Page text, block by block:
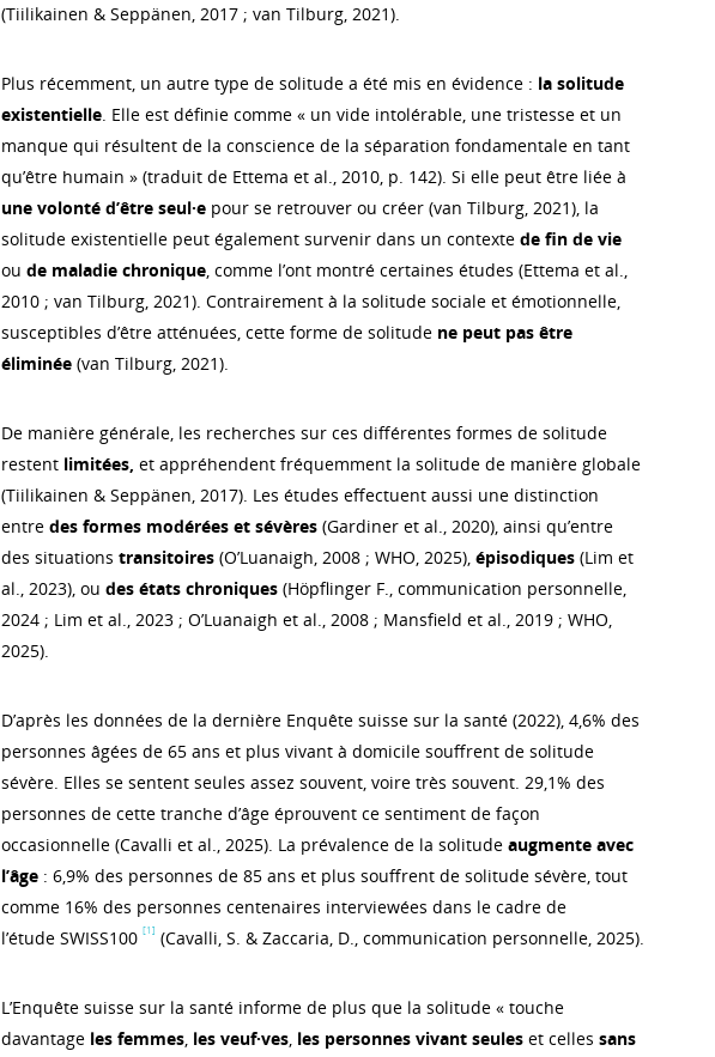
(Tiilikainen & Seppänen, 2017 ; van Tilburg, 2021).
Plus récemment, un autre type de solitude a été mis en évidence : la solitude
existentielle. Elle est définie comme « un vide intolérable, une tristesse et un
manque qui résultent de la conscience de la séparation fondamentale en tant
qu’être humain » (traduit de Ettema et al., 2010, p. 142). Si elle peut être liée à
une volonté d’être seul·epour se retrouver ou créer (van Tilburg, 2021), la
solitude existentielle peut également survenir dans un contexte de fin de vie
ou de maladie chronique, comme l’ont montré certaines études (Ettema et al.,
2010 ; van Tilburg, 2021). Contrairement à la solitude sociale et émotionnelle,
susceptibles d’être atténuées, cette forme de solitude ne peut pas être
éliminée(van Tilburg, 2021).
De manière générale, les recherches sur ces différentes formes de solitude
restent limitées, et appréhendent fréquemment la solitude de manière globale
(Tiilikainen & Seppänen, 2017). Les études effectuent aussi une distinction
entre des formes modérées et sévères(Gardiner et al., 2020), ainsi qu’entre
des situations transitoires(O’Luanaigh, 2008 ; WHO, 2025), épisodiques(Lim et
al., 2023), ou des états chroniques(Höpflinger F., communication personnelle,
2024 ; Lim et al., 2023 ; O’Luanaigh et al., 2008 ; Mansfield et al., 2019 ; WHO,
2025).
D’après les données de la dernière Enquête suisse sur la santé (2022), 4,6% des
personnes âgées de 65 ans et plus vivant à domicile souffrent de solitude
sévère. Elles se sentent seules assez souvent, voire très souvent. 29,1% des
personnes de cette tranche d’âge éprouvent ce sentiment de façon
occasionnelle (Cavalli et al., 2025). La prévalence de la solitude augmente avec
l’âge: 6,9% des personnes de 85 ans et plus souffrent de solitude sévère, tout
comme 16% des personnes centenaires interviewées dans le cadre de
l’étude SWISS100 [1] (Cavalli, S. & Zaccaria, D., communication personnelle, 2025).
L’Enquête suisse sur la santé informe de plus que la solitude « touche
davantage les femmes, les veuf·ves, les personnes vivant seuleset celles sans